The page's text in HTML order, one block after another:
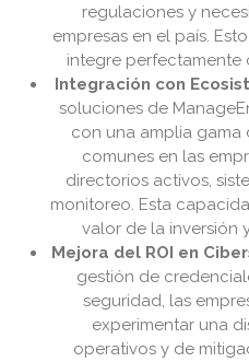
regulaciones y
empresas en el país.
integre perfectamente
Integración con
soluciones de
con una amplia gama
comunes en las
directorios activos,
monitoreo. Esta
valor de la inversión
Mejora del ROI en
gestión de
seguridad, las
experimentar una
operativos y de